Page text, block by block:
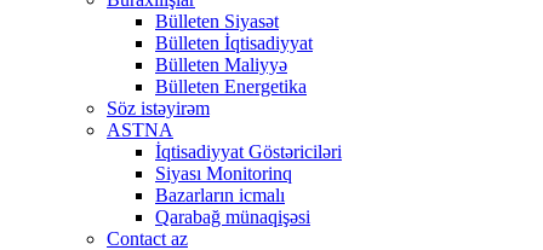
Bülleten Siyasət
Bülleten İqtisadiyyat
Bülleten Maliyyə
Bülleten Energetika
Söz istəyirəm
ASTNA
İqtisadiyyat Göstəriciləri
Siyası Monitorinq
Bazarların icmalı
Qarabağ münaqişəsi
Contact az